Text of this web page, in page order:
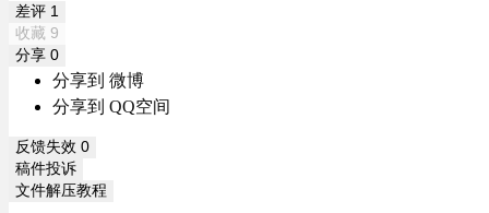
差评 1
收藏 9
分享 0
分享到 微博
分享到 QQ空间
反馈失效 0
稿件投诉
文件解压教程